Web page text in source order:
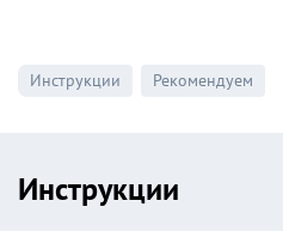
Инструкции Рекомендуем
Инструкции